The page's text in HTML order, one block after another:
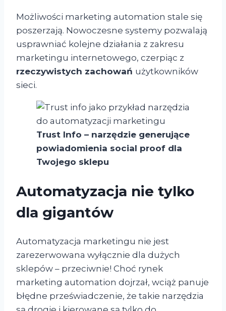
Możliwości marketing automation stale się
poszerzają. Nowoczesne systemy pozwalają
usprawniać kolejne działania z zakresu
marketingu internetowego, czerpiąc z
rzeczywistych zachowań użytkowników
sieci.
Trust Info – narzędzie generujące
powiadomienia social proof dla
Twojego sklepu
Automatyzacja nie tylko
dla gigantów
Automatyzacja marketingu nie jest
zarezerwowana wyłącznie dla dużych
sklepów – przeciwnie! Choć rynek
marketing automation dojrzał, wciąż panuje
błędne przeświadczenie, że takie narzędzia